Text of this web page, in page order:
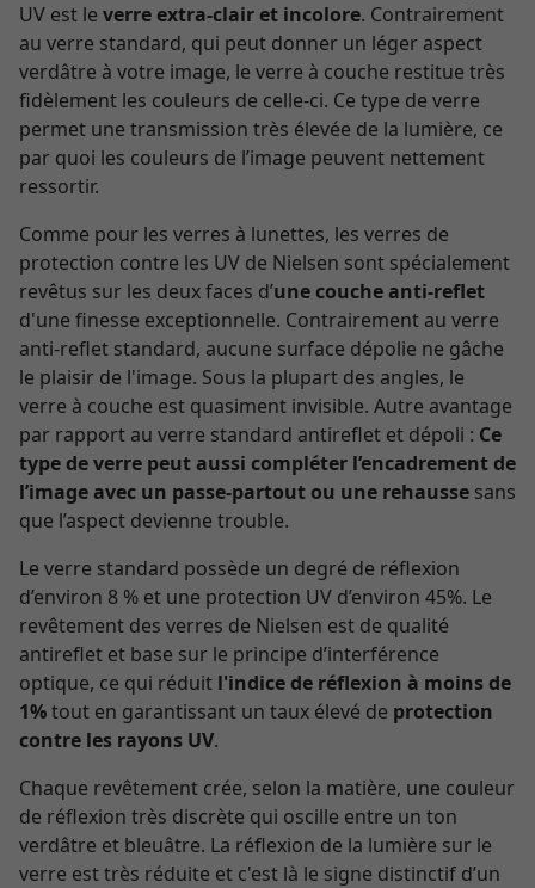
UV est le verre extra-clair et incolore. Contrairement
au verre standard, qui peut donner un léger aspect
verdâtre à votre image, le verre à couche restitue très
fidèlement les couleurs de celle-ci. Ce type de verre
permet une transmission très élevée de la lumière, ce
par quoi les couleurs de l’image peuvent nettement
ressortir.
Comme pour les verres à lunettes, les verres de
protection contre les UV de Nielsen sont spécialement
revêtus sur les deux faces d’une couche anti-reflet
d'une finesse exceptionnelle. Contrairement au verre
anti-reflet standard, aucune surface dépolie ne gâche
le plaisir de l'image. Sous la plupart des angles, le
verre à couche est quasiment invisible. Autre avantage
par rapport au verre standard antireflet et dépoli : Ce
type de verre peut aussi compléter l’encadrement de
l’image avec un passe-partout ou une rehausse sans
que l’aspect devienne trouble.
Le verre standard possède un degré de réflexion
d’environ 8 % et une protection UV d’environ 45%. Le
revêtement des verres de Nielsen est de qualité
antireflet et base sur le principe d’interférence
optique, ce qui réduit l'indice de réflexion à moins de
1%tout en garantissant un taux élevé de protection
contre les rayons UV.
Chaque revêtement crée, selon la matière, une couleur
de réflexion très discrète qui oscille entre un ton
verdâtre et bleuâtre. La réflexion de la lumière sur le
verre est très réduite et c'est là le signe distinctif d’un